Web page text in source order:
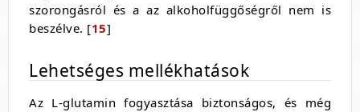
szorongásról és a az alkoholfüggőségről nem is
beszélve. [15]
Lehetséges mellékhatások
Az L-glutamin fogyasztása biztonságos, és még